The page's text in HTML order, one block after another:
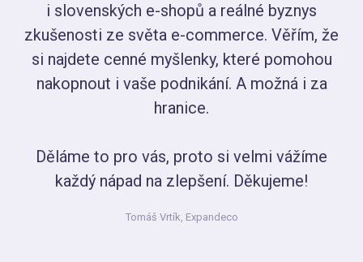
i slovenských e-shopů a reálné byznys
zkušenosti ze světa e-commerce. Věřím, že
si najdete cenné myšlenky, které pomohou
nakopnout i vaše podnikání. A možná i za
hranice.
Děláme to pro vás, proto si velmi vážíme
každý nápad na zlepšení. Děkujeme!
Tomáš Vrtík, Expandeco